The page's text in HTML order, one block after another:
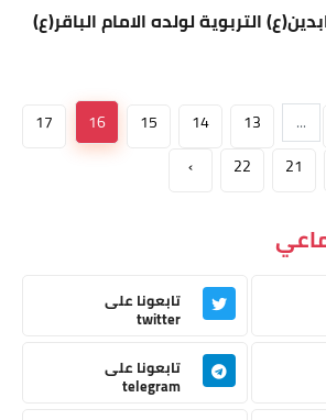
التربوية لولده الامام الباقر(ع)
...
13
14
15
16
17
21
22
›
تابعونا على
twitter
تابعونا على
telegram